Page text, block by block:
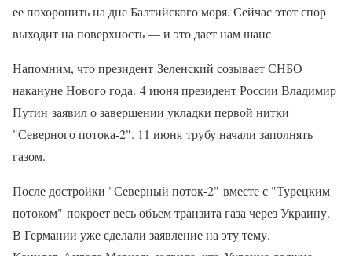
ее похоронить на дне Балтийского моря. Сейчас этот спор
выходит на поверхность — и это дает нам шанс
Напомним, что президент Зеленский созывает СНБО
накануне Нового года. 4 июня президент России Владимир
Путин заявил о завершении укладки первой нитки
"Северного потока-2". 11 июня трубу начали заполнять
газом.
После достройки "Северный поток-2" вместе с "Турецким
потоком" покроет весь объем транзита газа через Украину.
В Германии уже сделали заявление на эту тему.